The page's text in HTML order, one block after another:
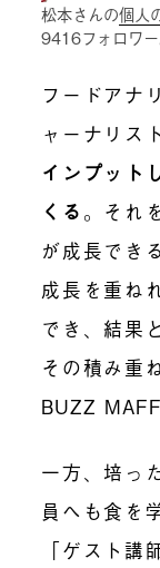
松本さんの個人
9416フォロワー
フードアナ
ャーナリス
インプット
くる 。それ
が成長でき
成長を重ね
でき、結果
その積み重
BUZZ MAFF
一方、培っ
員へも食を
「ゲスト講